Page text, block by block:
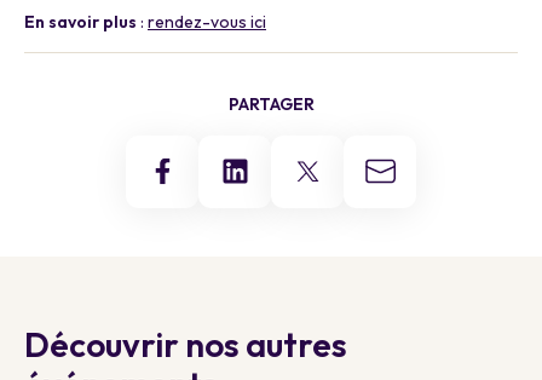
PARTAGER
En savoir plus : rendez-vous ici
Découvrir nos autres